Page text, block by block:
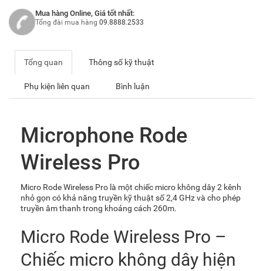
Mua hàng Online, Giá tốt nhất:
Tổng đài mua hàng 09.8888.2533
Tổng quan Thông số kỹ thuật
Phụ kiện liên quan Bình luận
Microphone Rode
Wireless Pro
Micro Rode Wireless Pro là một chiếc micro không dây 2 kênh
nhỏ gọn có khả năng truyền kỹ thuật số 2,4 GHz và cho phép
truyền âm thanh trong khoảng cách 260m.
Micro Rode Wireless Pro –
Chiếc micro không dây hiện